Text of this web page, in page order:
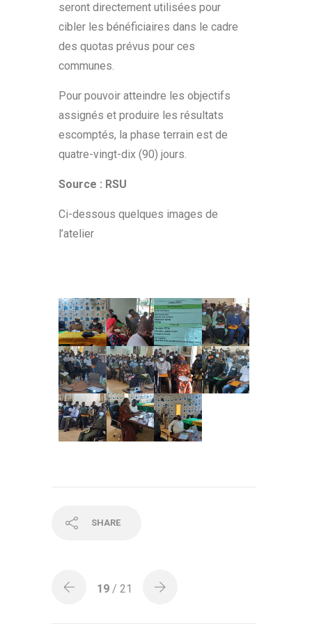
seront directement utilisées pour
cibler les bénéficiaires dans le cadre
des quotas prévus pour ces
communes.
Pour pouvoir atteindre les objectifs
assignés et produire les résultats
escomptés, la phase terrain est de
quatre-vingt-dix (90) jours.
Source : RSU
Ci-dessous quelques images de
l’atelier
SHARE
19 / 21